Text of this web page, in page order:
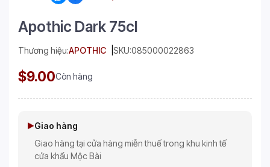
Apothic Dark 75cl
Thương hiệu:APOTHIC SKU:085000022863
$9.00Còn hàng
Giao hàng
Giao hàng tại cửa hàng miễn thuế trong khu kinh tế
cửa khẩu Mộc Bài